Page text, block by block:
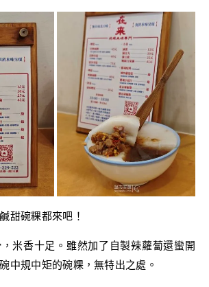
甜碗粿都來吧！
米香十足。雖然加了自製辣蘿蔔還蠻開
中規中矩的碗粿，無特出之處。